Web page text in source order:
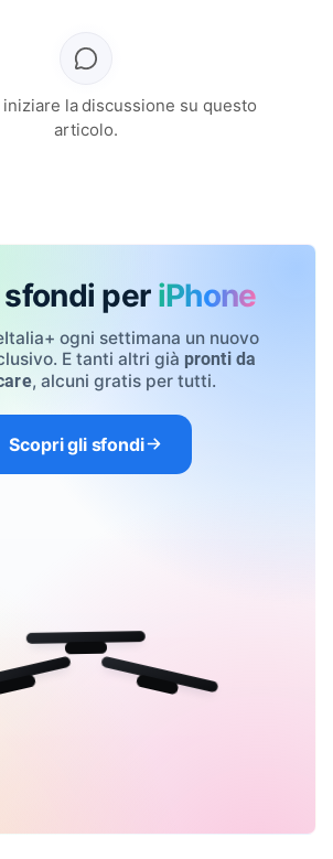
la discussione su questo
articolo.
sfondi per iPhone
ogni settimana un nuovo
E tanti altri già pronti da
, alcuni gratis per tutti.
Scopri gli sfondi